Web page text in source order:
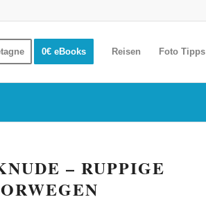
0€ eBooks Reisen Foto Tipps
– RUPPIGE